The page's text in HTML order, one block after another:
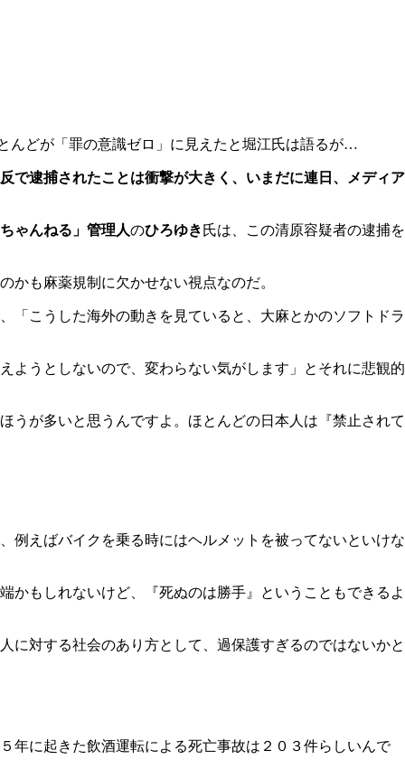
んどが「罪の意識ゼロ」に見えたと堀江氏は語るが…
で逮捕されたことは衝撃が大きく、いまだに連日、メディア
ちゃんねる」管理人のひろゆき氏は、この清原容疑者の逮捕を
かも麻薬規制に欠かせない視点なのだ。
「こうした海外の動きを見ていると、大麻とかのソフトドラ
ようとしないので、変わらない気がします」とそれに悲観的
うが多いと思うんですよ。ほとんどの日本人は『禁止されて
例えばバイクを乗る時にはヘルメットを被ってないといけな
かもしれないけど、『死ぬのは勝手』ということもできるよ
に対する社会のあり方として、過保護すぎるのではないかと
年に起きた飲酒運転による死亡事故は２０３件らしいんで